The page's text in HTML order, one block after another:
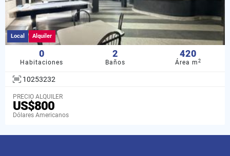
Local Alquiler
0
Habitaciones
2
Baños
420
Área m2
10253232
PRECIO ALQUILER
US$800
Dólares Americanos